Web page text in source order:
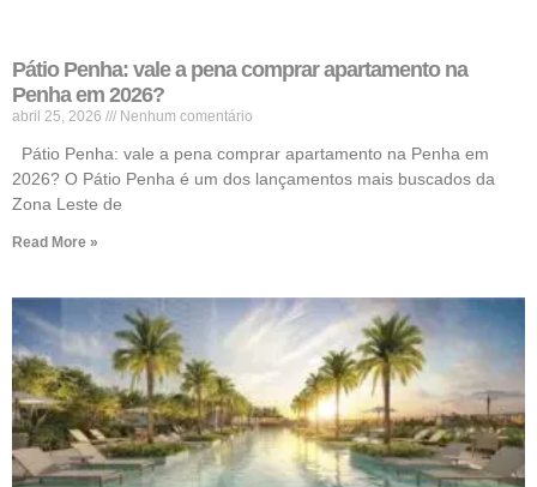
Pátio Penha: vale a pena comprar apartamento na
Penha em 2026?
abril 25, 2026 Nenhum comentário
Pátio Penha: vale a pena comprar apartamento na Penha em
2026? O Pátio Penha é um dos lançamentos mais buscados da
Zona Leste de
Read More »